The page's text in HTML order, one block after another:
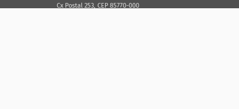
Cx Postal 253, CEP 85770-000